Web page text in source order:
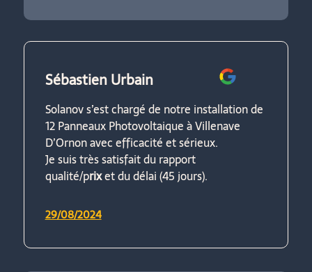
Sébastien Urbain
Solanov s’est chargé de notre installation de
12 Panneaux Photovoltaique à Villenave
D’Ornon avec efficacité et sérieux.
Je suis très satisfait du rapport
qualité/prixet du délai (45 jours).
29/08/2024